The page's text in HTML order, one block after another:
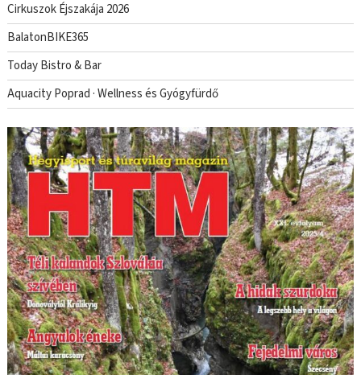
Cirkuszok Éjszakája 2026
BalatonBIKE365
Today Bistro & Bar
Aquacity Poprad · Wellness és Gyógyfürdő